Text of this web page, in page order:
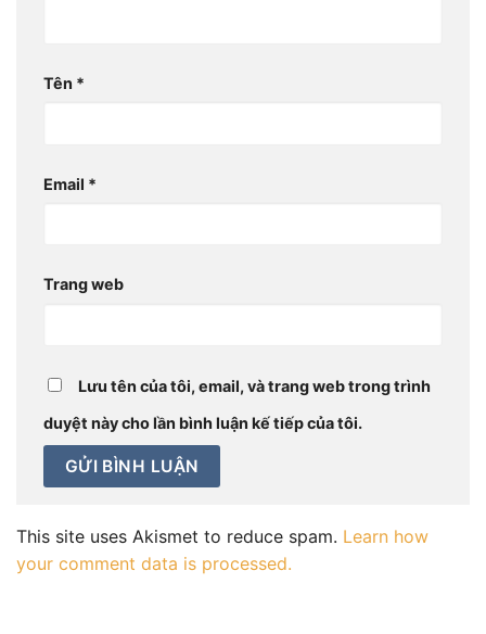
Tên *
Email *
Trang web
Lưu tên của tôi, email, và trang web trong trình
duyệt này cho lần bình luận kế tiếp của tôi.
This site uses Akismet to reduce spam. Learn how
your comment data is processed.